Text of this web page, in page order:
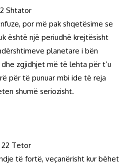
Shtator
por më pak shqetësime se
është një periudhë krejtësisht
planetare i bën
zgjidhjet më të lehta për t’u
për të punuar mbi ide të reja
shumë seriozisht.
22 Tetor
të fortë, veçanërisht kur bëhet